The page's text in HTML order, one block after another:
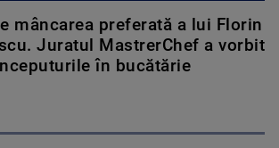
mâncarea preferată a lui Florin
Juratul MastrerChef a vorbit
în bucătărie